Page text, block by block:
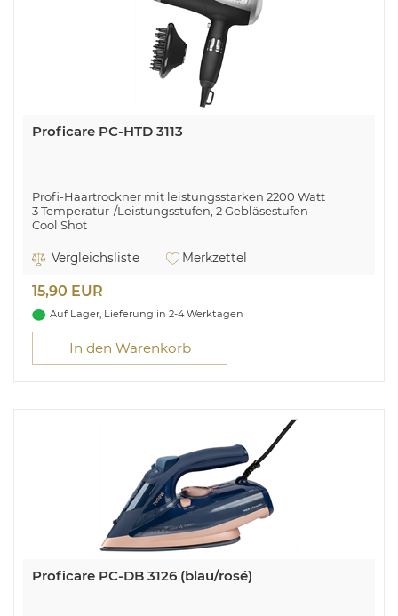
Proficare PC-HTD 3113
Profi-Haartrockner mit leistungsstarken 2200 Watt
3 Temperatur-/Leistungsstufen, 2 Gebläsestufen
Cool Shot
Lufteinlassfilter (abnehmbar), Überhitzungsschutz
Aufhängeöse
Vergleichsliste Merkzettel
15,90 EUR
Auf Lager, Lieferung in 2-4 Werktagen
In den Warenkorb
Proficare PC-DB 3126 (blau/rosé)